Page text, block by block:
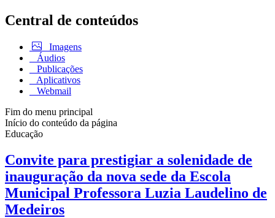
Central de conteúdos
Imagens
Áudios
Publicações
Aplicativos
Webmail
Fim do menu principal
Início do conteúdo da página
Educação
Convite para prestigiar a solenidade de
inauguração da nova sede da Escola
Municipal Professora Luzia Laudelino de
Medeiros